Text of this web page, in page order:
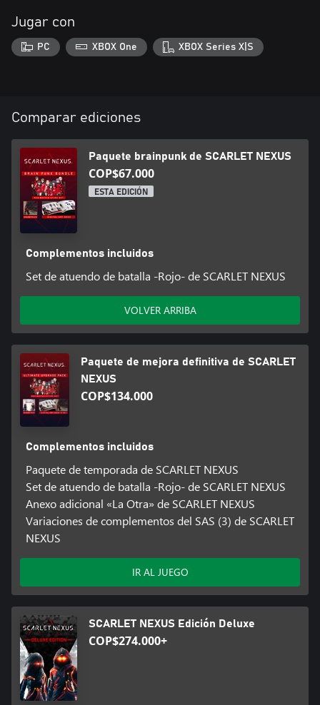
Jugar con
PC XBOX One XBOX Series X|S
Comparar ediciones
Paquete brainpunk de SCARLET NEXUS
COP$67.000
ESTA EDICIÓN
Complementos incluidos
Set de atuendo de batalla -Rojo- de SCARLET NEXUS
VOLVER ARRIBA
Paquete de mejora definitiva de SCARLET
NEXUS
COP$134.000
Complementos incluidos
Paquete de temporada de SCARLET NEXUS
Set de atuendo de batalla -Rojo- de SCARLET NEXUS
Anexo adicional «La Otra» de SCARLET NEXUS
Variaciones de complementos del SAS (3) de SCARLET
NEXUS
IR AL JUEGO
SCARLET NEXUS Edición Deluxe
COP$274.000+